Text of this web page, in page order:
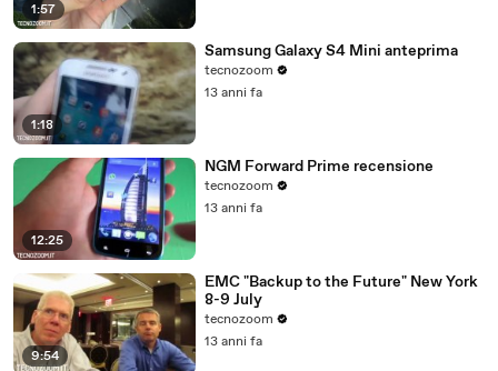
1:57
1:18
Samsung Galaxy S4 Mini anteprima
tecnozoom
13 anni fa
12:25
NGM Forward Prime recensione
tecnozoom
13 anni fa
9:54
EMC "Backup to the Future" New York
8-9 July
tecnozoom
13 anni fa